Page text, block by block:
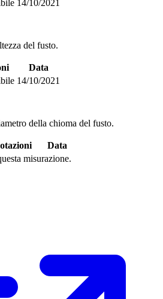
14/10/2021
del fusto.
Data
14/10/2021
della chioma del fusto.
Data
misurazione.